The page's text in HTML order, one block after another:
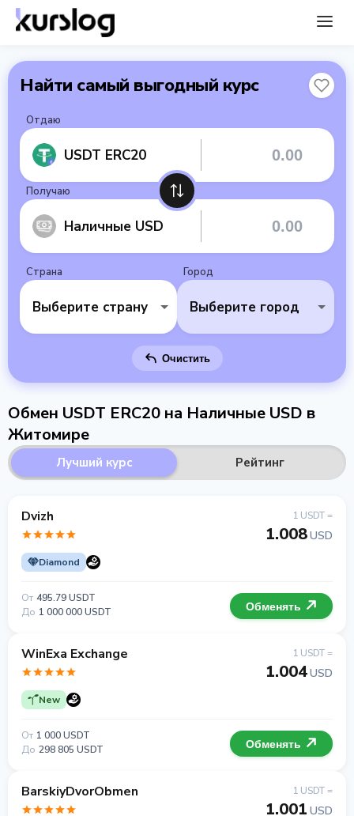
Найти самый выгодный курс
Отдаю
USDT ERC20
Получаю
Наличные USD
Страна
Выберите страну
Город
Выберите город
Очистить
Обмен USDT ERC20 на Наличные USD в
Житомире
Лучший курс Рейтинг
Dvizh
Diamond
1 USDT =
1.008USD
От 495.79 USDT
До 1 000 000 USDT Обменять
WinExa Exchange
New
1 USDT =
1.004USD
От 1 000 USDT
До 298 805 USDT Обменять
BarskiyDvorObmen 1 USDT =
1.001 USD